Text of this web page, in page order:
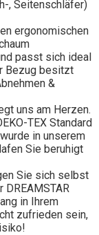
, Seitenschläfer)
ergonomischen
passt sich ideal
Bezug besitzt
&
uns am Herzen.
TEX Standard
in unserem
Sie beruhigt
Sie sich selbst
in Ihrem
zufrieden sein,